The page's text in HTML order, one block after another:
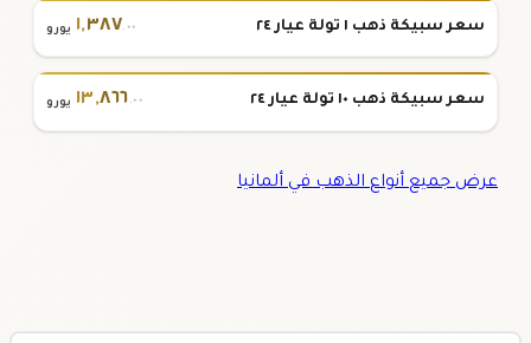
سعر سبيكة ذهب ١ تولة عيار ٢٤ ١,٣٨٧.٠٠ يورو
سعر سبيكة ذهب ١٠ تولة عيار ٢٤ ١٣,٨٦٦.٠٠ يورو
عرض جميع أنواع الذهب في ألمانيا